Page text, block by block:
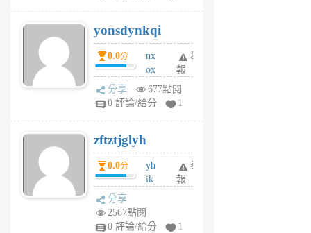
6
個
月
前
yonsdynkqi
0.0分
nx
ox
rh
pe
月
前
舉
報
分享
677點閱
0 評論/給分
1
zftztjglyh
0.0分
yh
ik
tu
舉
報
分享
2567點閱
0 評論/給分
1